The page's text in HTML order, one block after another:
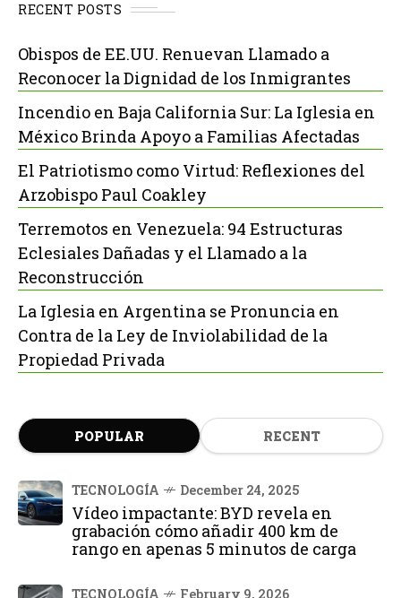
RECENT POSTS
Obispos de EE.UU. Renuevan Llamado a
Reconocer la Dignidad de los Inmigrantes
Incendio en Baja California Sur: La Iglesia en
México Brinda Apoyo a Familias Afectadas
El Patriotismo como Virtud: Reflexiones del
Arzobispo Paul Coakley
Terremotos en Venezuela: 94 Estructuras
Eclesiales Dañadas y el Llamado a la
Reconstrucción
La Iglesia en Argentina se Pronuncia en
Contra de la Ley de Inviolabilidad de la
Propiedad Privada
POPULAR RECENT
TECNOLOGÍA December 24, 2025
Vídeo impactante: BYD revela en
grabación cómo añadir 400 km de
rango en apenas 5 minutos de carga
TECNOLOGÍA February 9, 2026